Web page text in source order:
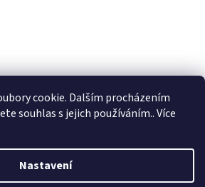
cookie. Dalším procházením
souhlas s jejich používáním.. Více
Nastavení